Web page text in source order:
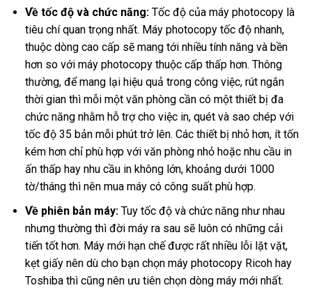
Về tốc độ và chức năng:Tốc độ của máy photocopy là
tiêu chí quan trọng nhất. Máy photocopy tốc độ nhanh,
thuộc dòng cao cấp sẽ mang tới nhiều tính năng và bền
hơn so với máy photocopy thuộc cấp thấp hơn. Thông
thường, để mang lại hiệu quả trong công việc, rút ngắn
thời gian thì mỗi một văn phòng cần có một thiết bị đa
chức năng nhằm hỗ trợ cho việc in, quét và sao chép với
tốc độ 35 bản mỗi phút trở lên. Các thiết bị nhỏ hơn, ít tốn
kém hơn chỉ phù hợp với văn phòng nhỏ hoặc nhu cầu in
ấn thấp hay nhu cầu in không lớn, khoảng dưới 1000
tờ/tháng thì nên mua máy có công suất phù hợp.
Về phiên bản máy:Tuy tốc độ và chức năng như nhau
nhưng thường thì đời máy ra sau sẽ luôn có những cải
tiến tốt hơn. Máy mới hạn chế được rất nhiều lỗi lặt vặt,
kẹt giấy nên dù cho bạn chọn máy photocopy Ricoh hay
Toshiba thì cũng nên ưu tiên chọn dòng máy mới nhất.